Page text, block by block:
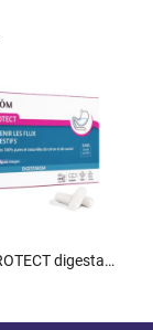
DIGEST PROTECT digestarom